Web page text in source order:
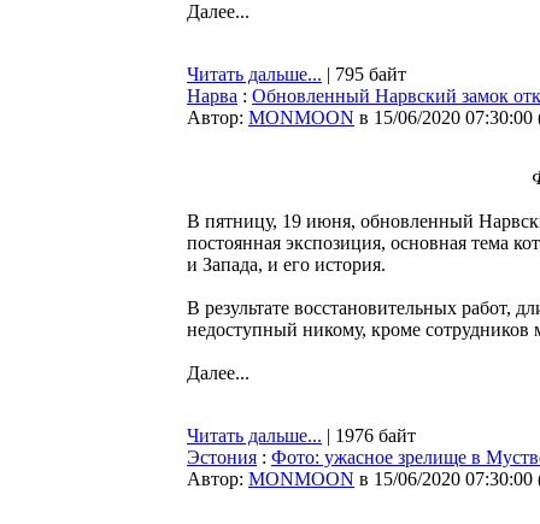
Далее...
Читать дальше... | 795 байт
Нарва : Обновленный Нарвский замок
Автор: MONMOON в 15/06/2020 07:30:00
В пятницу, 19 июня, обновленный
постоянная экспозиция, основная тема
и Запада, и его история.
В результате восстановительных работ,
недоступный никому, кроме сотрудников
Далее...
Читать дальше... | 1976 байт
Эстония : Фото: ужасное зрелище в
Автор: MONMOON в 15/06/2020 07:30:00